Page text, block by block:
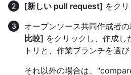
[新しい pull request] をクリ
オープンソース共同作成者の
比較] をクリックし、作成し
トリと、作業ブランチを選び
それ以外の場合は、